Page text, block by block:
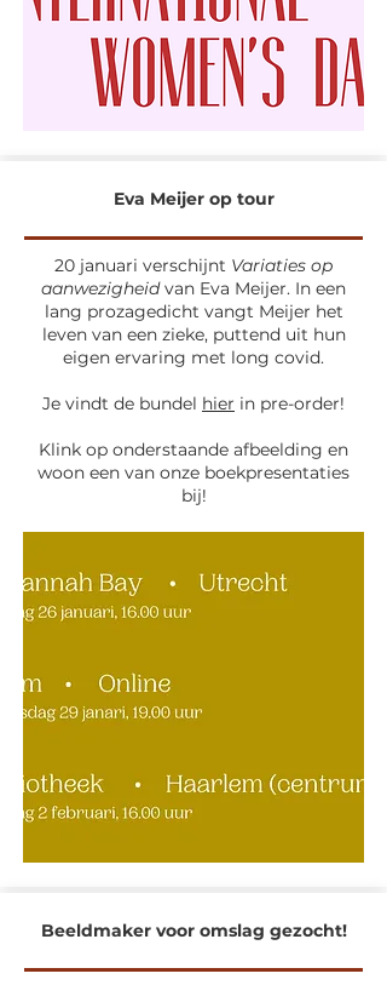
Eva Meijer op tour
20 januari verschijnt Variaties op
aanwezigheidvan Eva Meijer. In een
lang prozagedicht vangt Meijer het
leven van een zieke, puttend uit hun
eigen ervaring met long covid.
Je vindt de bundel hier in pre-order!
Klink op onderstaande afbeelding en
woon een van onze boekpresentaties
bij!
Beeldmaker voor omslag gezocht!